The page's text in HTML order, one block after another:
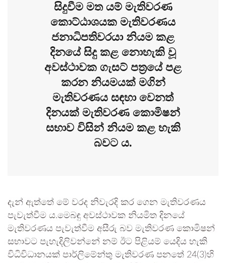
සිදුවීම මත යම් මැතිවරණ
කොට්ඨාශයක මැතිවරණය
ජනාධිපතිවරයා නියම කළ
දිනයේ සිදු කළ නොහැකි වූ
අවස්ථාවක ගැසට් පත්‍රයේ පළ
කරන නියමයක් මගින්
මැතිව‍රණය සඳහා වෙනත්
දිනයක් මැතිවරණ කොමිෂන්
සභාව විසින් නියම කළ හැකි
බවට ය.
දැන් ඇත්තේ මේ වරද නිවැරදි කර ගෙන මැතිවරණය
පැවැත්වීම ය.මෙබඳු අවස්‍ථාවක නියමිත දිනයේ
මැතිවරණය පැවැත්වීම අසීරු බව මැතිවරණ කොමිෂන්
සභාවට පැහැදිලිවන්නේ නම් ඊට පිළියම් යෙදිය හැකි
විධිවිධානයක් පාර්ලිමේන්තු මැතිවරණ පනතේ 24(3)හි